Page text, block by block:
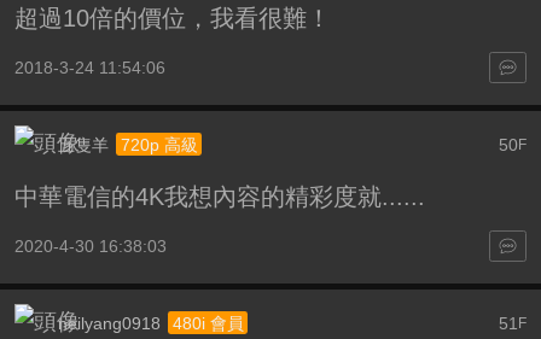
超過10倍的價位，我看很難！
2018-3-24 11:54:06
50F
五隻羊 720p 高級
中華電信的4K我想內容的精彩度就......
2020-4-30 16:38:03
51 F
neilyang0918 480i 會員